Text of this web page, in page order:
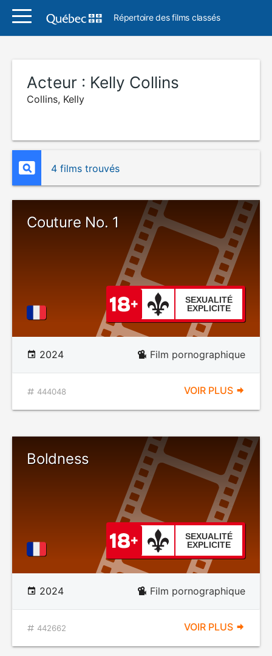
Répertoire des films classés
Acteur : Kelly Collins
Collins, Kelly
4 films trouvés
Couture No. 1
SEXUALITÉ
EXPLICITE
2024 Film pornographique
444048 VOIR PLUS
Boldness
SEXUALITÉ
EXPLICITE
2024 Film pornographique
442662 VOIR PLUS